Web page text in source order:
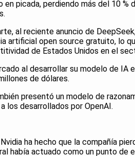
en picada, perdiendo más del 10 %
al reciente anuncio de
artificial open source gratuito, lo
de Estados Unidos en el
al desarrollar su modelo de IA
de dólares.
presentó un modelo de
los desarrollados por OpenAI.
ha hecho que la compañía
había actuado como un punto de